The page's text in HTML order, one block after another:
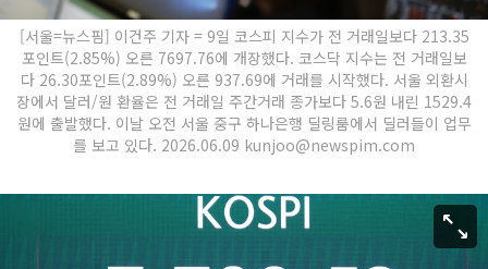
[서울=뉴스핌] 이건주 기자 = 9일 코스피 지수가 전 거래일보다 213.35
포인트(2.85%) 오른 7697.76에 개장했다. 코스닥 지수는 전 거래일보
다 26.30포인트(2.89%) 오른 937.69에 거래를 시작했다. 서울 외환시
장에서 달러/원 환율은 전 거래일 주간거래 종가보다 5.6원 내린 1529.4
원에 출발했다. 이날 오전 서울 중구 하나은행 딜링룸에서 딜러들이 업무
를 보고 있다. 2026.06.09 kunjoo@newspim.com